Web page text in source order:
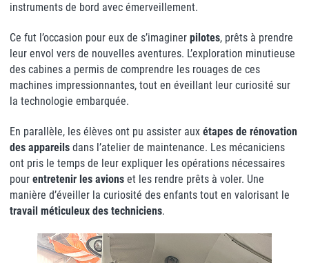
instruments de bord avec émerveillement.
Ce fut l’occasion pour eux de s’imaginer pilotes, prêts à prendre
leur envol vers de nouvelles aventures. L’exploration minutieuse
des cabines a permis de comprendre les rouages de ces
machines impressionnantes, tout en éveillant leur curiosité sur
la technologie embarquée.
En parallèle, les élèves ont pu assister aux étapes de rénovation
des appareils dans l’atelier de maintenance. Les mécaniciens
ont pris le temps de leur expliquer les opérations nécessaires
pour entretenir les avions et les rendre prêts à voler. Une
manière d’éveiller la curiosité des enfants tout en valorisant le
travail méticuleux des techniciens.